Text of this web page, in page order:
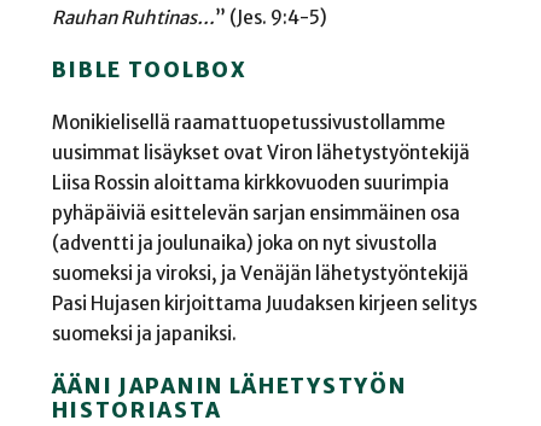
Rauhan Ruhtinas…” (Jes. 9:4-5)
BIBLE TOOLBOX
Monikielisellä raamattuopetussivustollamme
uusimmat lisäykset ovat Viron lähetystyöntekijä
Liisa Rossin aloittama kirkkovuoden suurimpia
pyhäpäiviä esittelevän sarjan ensimmäinen osa
(adventti ja joulunaika) joka on nyt sivustolla
suomeksi ja viroksi, ja Venäjän lähetystyöntekijä
Pasi Hujasen kirjoittama Juudaksen kirjeen selitys
suomeksi ja japaniksi.
ÄÄNI JAPANIN LÄHETYSTYÖN
HISTORIASTA